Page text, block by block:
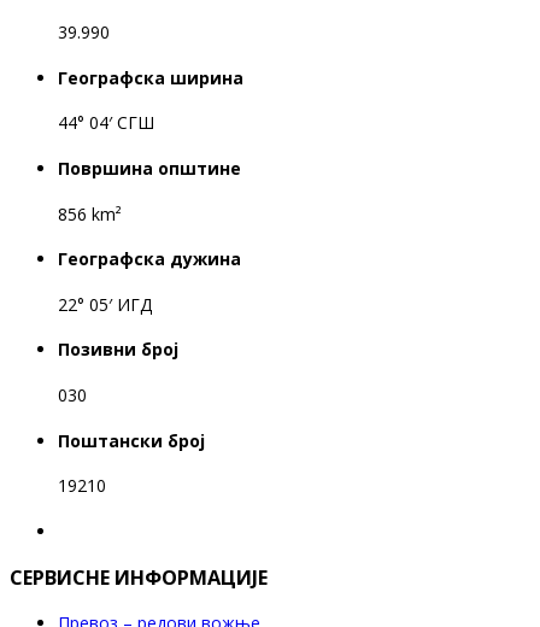
39.990
Географска ширина
44° 04′ СГШ
Површина општине
856 km²
Географска дужина
22° 05′ ИГД
Позивни број
030
Поштански број
19210
СЕРВИСНЕ ИНФОРМАЦИЈЕ